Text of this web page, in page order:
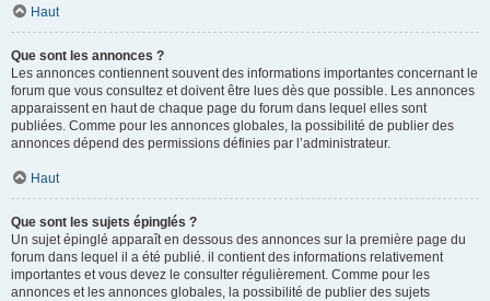
Haut
Que sont les annonces ?
Les annonces contiennent souvent des informations importantes concernant le
forum que vous consultez et doivent être lues dès que possible. Les annonces
apparaissent en haut de chaque page du forum dans lequel elles sont
publiées. Comme pour les annonces globales, la possibilité de publier des
annonces dépend des permissions définies par l’administrateur.
Haut
Que sont les sujets épinglés ?
Un sujet épinglé apparaît en dessous des annonces sur la première page du
forum dans lequel il a été publié. il contient des informations relativement
importantes et vous devez le consulter régulièrement. Comme pour les
annonces et les annonces globales, la possibilité de publier des sujets